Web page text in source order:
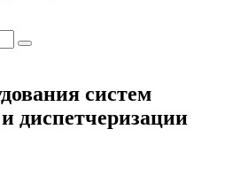
систем
диспетчеризации